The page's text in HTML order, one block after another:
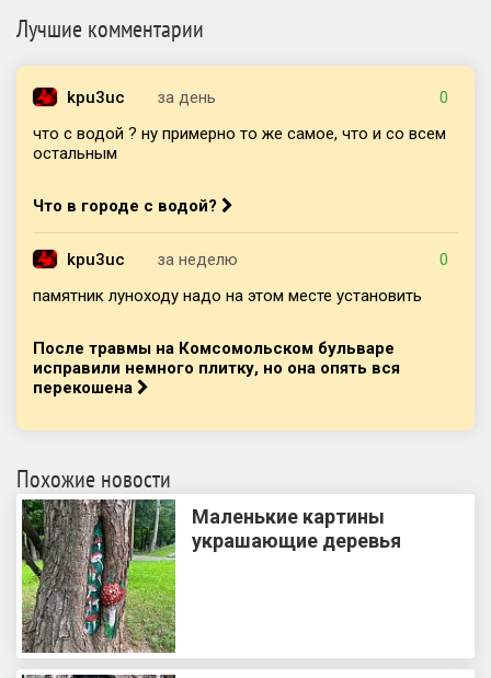
Лучшие комментарии
kpu3uc за день
0
что с водой ? ну примерно то же самое, что и со всем
остальным
Что в городе с водой?
kpu3uc за неделю
0
памятник луноходу надо на этом месте установить
После травмы на Комсомольском бульваре
исправили немного плитку, но она опять вся
перекошена
Похожие новости
Маленькие картины
украшающие деревья